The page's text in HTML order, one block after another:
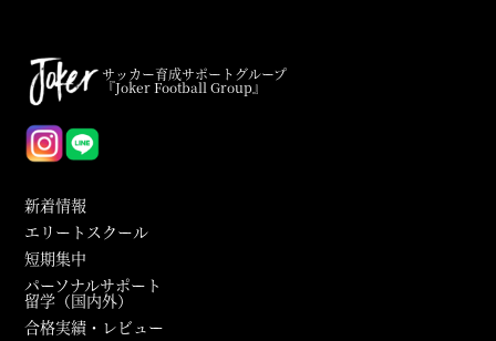
サッカー育成サポートグループ
『Joker Football Group』
新着情報
エリートスクール
短期集中
パーソナルサポート
留学（国内外）
合格実績・レビュー